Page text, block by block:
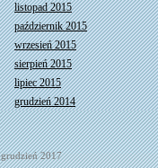
listopad 2015
październik 2015
wrzesień 2015
sierpień 2015
lipiec 2015
grudzień 2014
grudzień 2017